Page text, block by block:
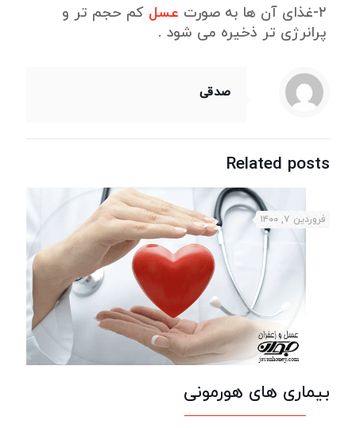
۲-غذای آن ها به صورت عسل کم حجم تر و
پرانرژی تر ذخیره می شود .
صدقی
Related posts
فروردین ۷, ۱۴۰۰
بیماری های هورمونی